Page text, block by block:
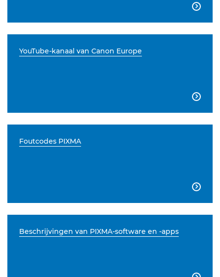

YouTube-kanaal van Canon Europe

Foutcodes PIXMA

Beschrijvingen van PIXMA-software en -apps